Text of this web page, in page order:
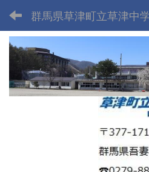
群馬県草津町立草津中